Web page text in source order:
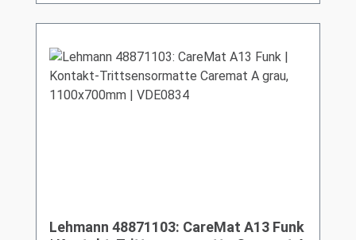
Lehmann 48871103: CareMat A13 Funk